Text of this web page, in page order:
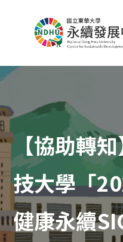
【協助轉
技大學「
健康永續